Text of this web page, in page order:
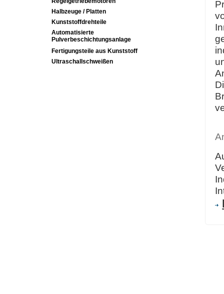
Halbzeuge / Platten
Kunststoffdrehteile
Automatisierte
Pulverbeschichtungsanlage
Fertigungsteile aus Kunststoff
Ultraschallschweißen